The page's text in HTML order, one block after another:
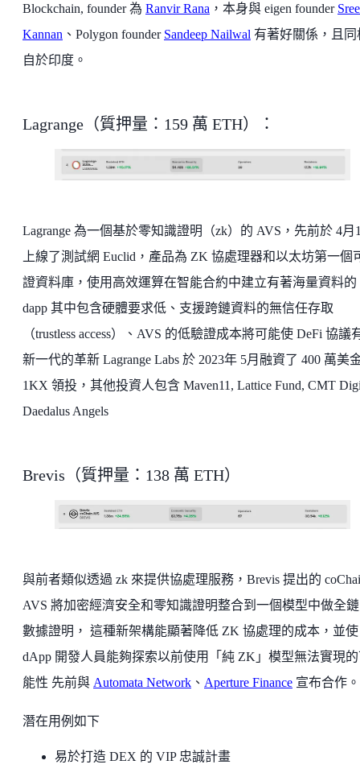
Blockchain, founder 為 Ranvir Rana ，本身與 eigen founder
Kannan 、Polygon founder Sandeep Nailwal 有著好關係，且同
自於印度。
Lagrange（質押量：159 萬 ETH）：
Lagrange 為一個基於零知識證明（zk）的 AVS，先前於 4月
上線了測試網 Euclid，產品為 ZK 協處理器和以太坊第一個
證資料庫，使用高效運算在智能合約中建立有著海量資料的
dapp 其中包含硬體要求低、支援跨鏈資料的無信任存取
（trustless access）、AVS 的低驗證成本將可能使 DeFi 協議
新一代的革新 Lagrange Labs 於 2023年 5月融資了 400 萬美
1KX 領投，其他投資人包含 Maven11, Lattice Fund, CMT
Daedalus Angels
Brevis（質押量：138 萬 ETH）
與前者類似透過 zk 來提供協處理服務，Brevis 提出的
AVS 將加密經濟安全和零知識證明整合到一個模型中做全
數據證明， 這種新架構能顯著降低 ZK 協處理的成本，並使
dApp 開發人員能夠探索以前使用「純 ZK」模型無法實現
能性 先前與 Automata Network 、 Aperture Finance 宣布合作。
潛在用例如下
易於打造 DEX 的 VIP 忠誠計畫